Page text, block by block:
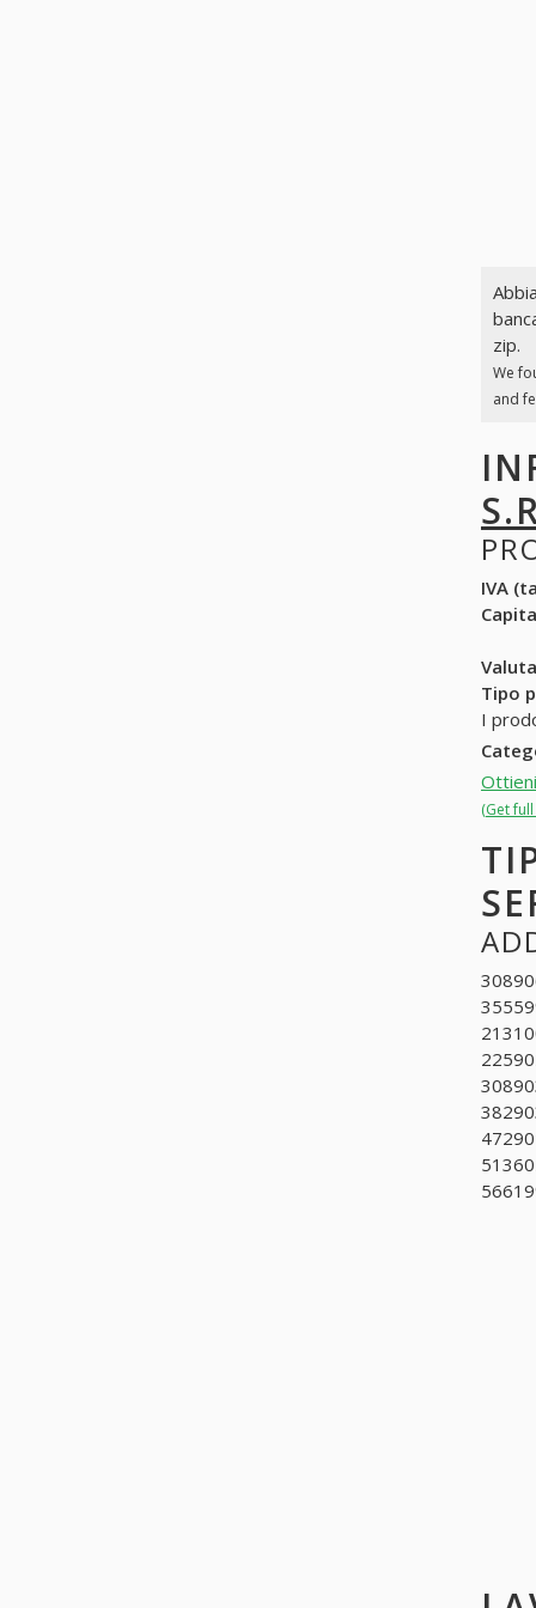
zip.
We
and
IVA
Tipo
I
(Get